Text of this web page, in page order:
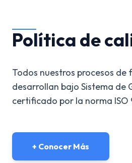
Política de
Todos nuestros procesos de
desarrollan bajo Sistema de
certificado por la norma ISO
+ Conocer Más